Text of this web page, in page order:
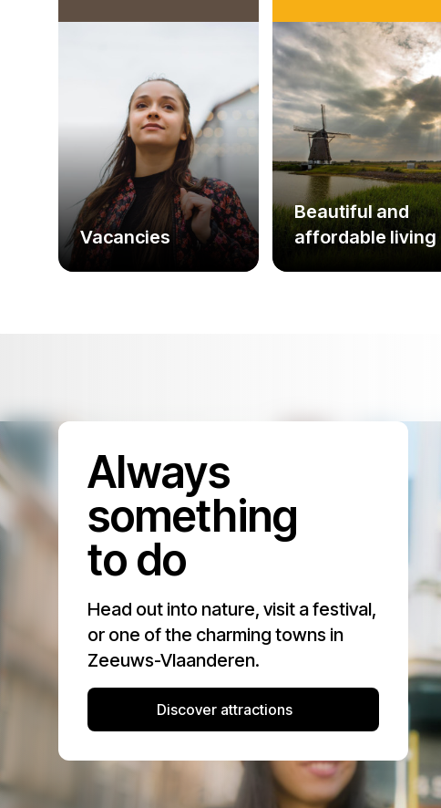
Vacancies
Beautiful and
affordable living
Always
something
to do
Head out into nature, visit a festival,
or one of the charming towns in
Zeeuws-Vlaanderen.
Discover attractions